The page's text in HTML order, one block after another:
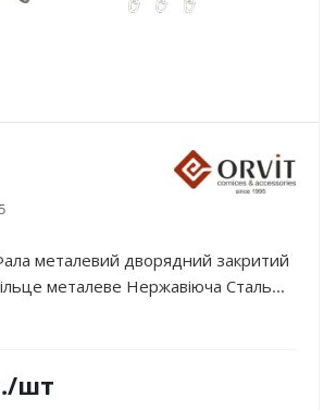
металевий дворядний закритий
металеве Нержавіюча Сталь...
/шт